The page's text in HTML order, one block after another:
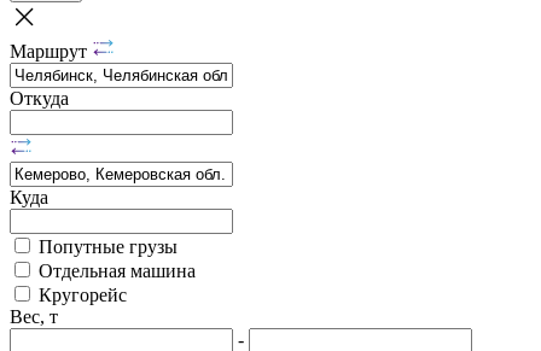
Маршрут
Откуда
Куда
Попутные грузы
Отдельная машина
Кругорейс
Вес, т
-